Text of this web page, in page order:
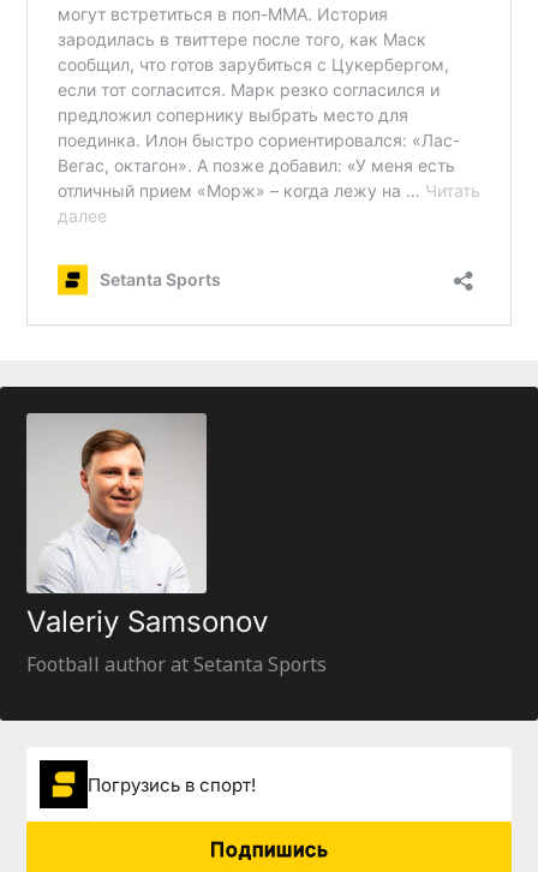
Valeriy Samsonov
Football author at Setanta Sports
Погрузиcь в спорт!
Подпишись